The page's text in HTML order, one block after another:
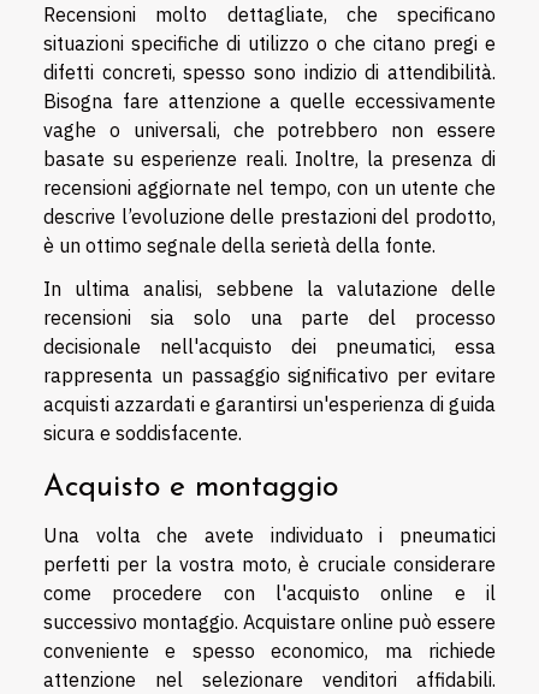
Recensioni molto dettagliate, che specificano
situazioni specifiche di utilizzo o che citano pregi e
difetti concreti, spesso sono indizio di attendibilità.
Bisogna fare attenzione a quelle eccessivamente
vaghe o universali, che potrebbero non essere
basate su esperienze reali. Inoltre, la presenza di
recensioni aggiornate nel tempo, con un utente che
descrive l’evoluzione delle prestazioni del prodotto,
è un ottimo segnale della serietà della fonte.
In ultima analisi, sebbene la valutazione delle
recensioni sia solo una parte del processo
decisionale nell'acquisto dei pneumatici, essa
rappresenta un passaggio significativo per evitare
acquisti azzardati e garantirsi un'esperienza di guida
sicura e soddisfacente.
Acquisto e montaggio
Una volta che avete individuato i pneumatici
perfetti per la vostra moto, è cruciale considerare
come procedere con l'acquisto online e il
successivo montaggio. Acquistare online può essere
conveniente e spesso economico, ma richiede
attenzione nel selezionare venditori affidabili.